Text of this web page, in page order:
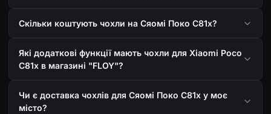
Скільки коштують чохли на Сяомі Поко С81х?
Які додаткові функції мають чохли для Xiaomi Poco
C81x в магазині "FLOY"?
Чи є доставка чохлів для Сяомі Поко С81х у моє
місто?